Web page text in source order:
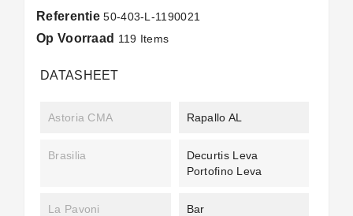
Referentie 50-403-L-1190021
Op Voorraad 119 Items
DATASHEET
Astoria CMA Rapallo AL
Brasilia
Decurtis Leva
Portofino Leva
La Pavoni
Bar